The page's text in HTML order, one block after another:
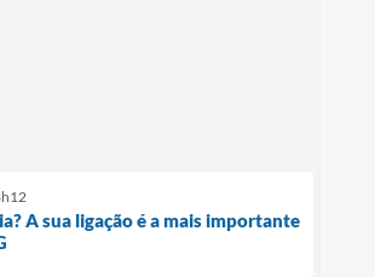
A sua ligação é a mais importante